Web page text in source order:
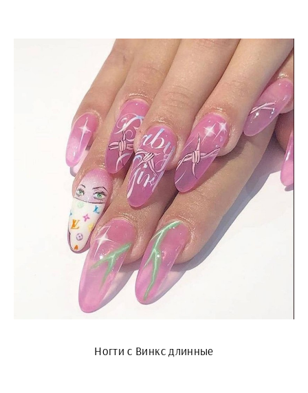
Ногти с Винкс длинные